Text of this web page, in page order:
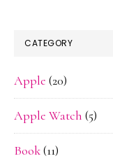
CATEGORY
Apple (20)
Apple Watch (5)
Book(11)